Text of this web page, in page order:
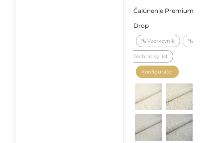
Čalúnenie Premium
Drop
Vzorkovník
Technický list
Konfigurátor